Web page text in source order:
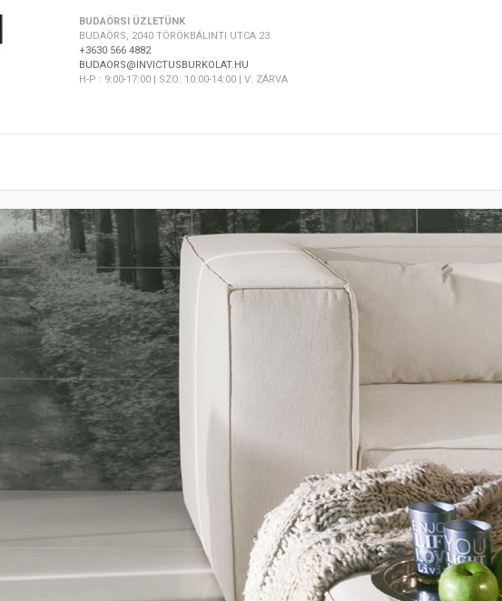
BUDAÖRSI ÜZLETÜNK
BUDAÖRS, 2040 TÖRÖKBÁLINTI UTCA 23.
+3630 566 4882
BUDAORS@INVICTUSBURKOLAT.HU
H-P : 9:00-17:00 | SZO: 10:00-14:00 | V: ZÁRVA